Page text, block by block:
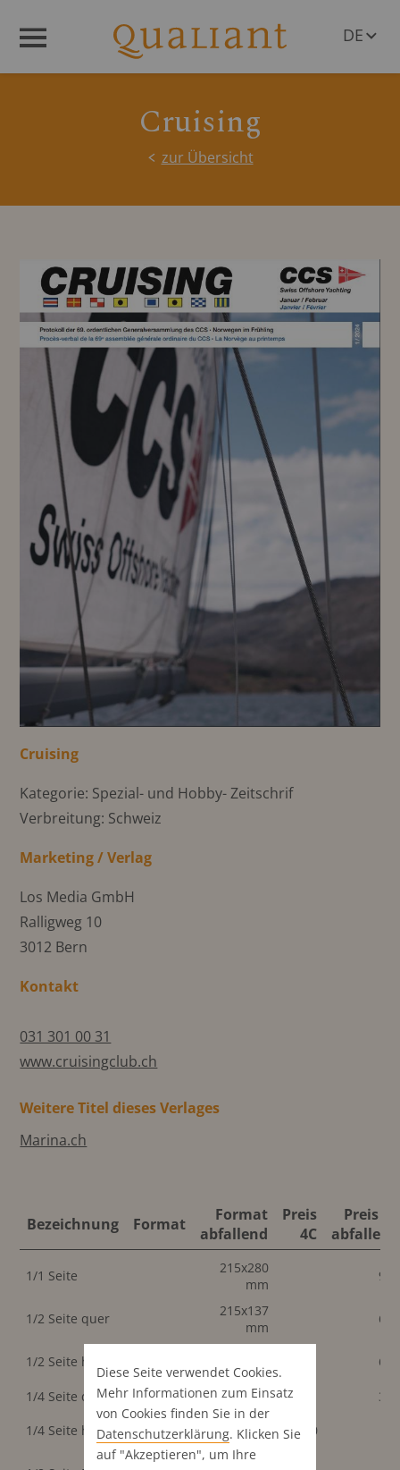
DE
Cruising
zur Übersicht
Cruising
Kategorie: Spezial- und Hobby- Zeitschrif
Verbreitung: Schweiz
Marketing / Verlag
Los Media GmbH
Ralligweg 10
3012 Bern
Kontakt
031 301 00 31
www.cruisingclub.ch
Weitere Titel dieses Verlages
Marina.ch
Bezeichnung Format
Format
abfallend
Preis
4C
Preis 4C
abfallend
1/1 Seite
215x280
mm
990
1/2 Seite quer
215x137
mm
630
1/2 Seite hoch
mm
630
1/4 Seite quer 215x75 mm
340
1/4 Seite hoch
95x122
mm
340
95x60
Diese Seite verwendet Cookies.
Mehr Informationen zum Einsatz
von Cookies finden Sie in der
Datenschutz­erklärung. Klicken Sie
auf "Akzeptieren", um Ihre